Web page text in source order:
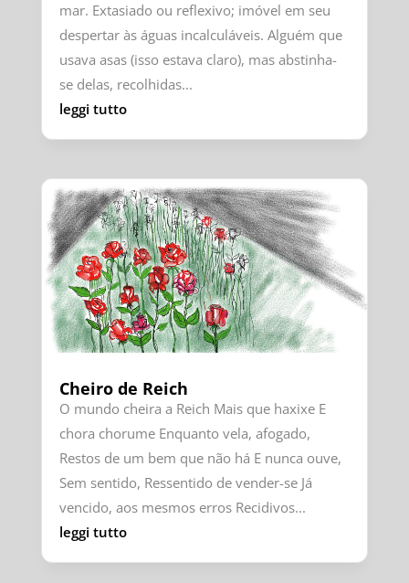
mar. Extasiado ou reflexivo; imóvel em seu
despertar às águas incalculáveis. Alguém que
usava asas (isso estava claro), mas abstinha-
se delas, recolhidas...
leggi tutto
Cheiro de Reich
O mundo cheira a Reich Mais que haxixe E
chora chorume Enquanto vela, afogado,
Restos de um bem que não há E nunca ouve,
Sem sentido, Ressentido de vender-se Já
vencido, aos mesmos erros Recidivos...
leggi tutto